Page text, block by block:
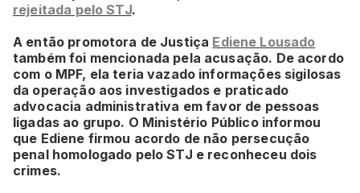
rejeitada pelo STJ.
A então promotora de Justiça Ediene Lousado
também foi mencionada pela acusação. De acordo
com o MPF, ela teria vazado informações sigilosas
da operação aos investigados e praticado
advocacia administrativa em favor de pessoas
ligadas ao grupo. O Ministério Público informou
que Ediene firmou acordo de não persecução
penal homologado pelo STJ e reconheceu dois
crimes.